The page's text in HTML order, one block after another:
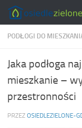
Skip to content
PODŁOGI DO
Jaka podłoga
mieszkanie –
przestronności
PRZEZ OSIEDLEZIELONE-